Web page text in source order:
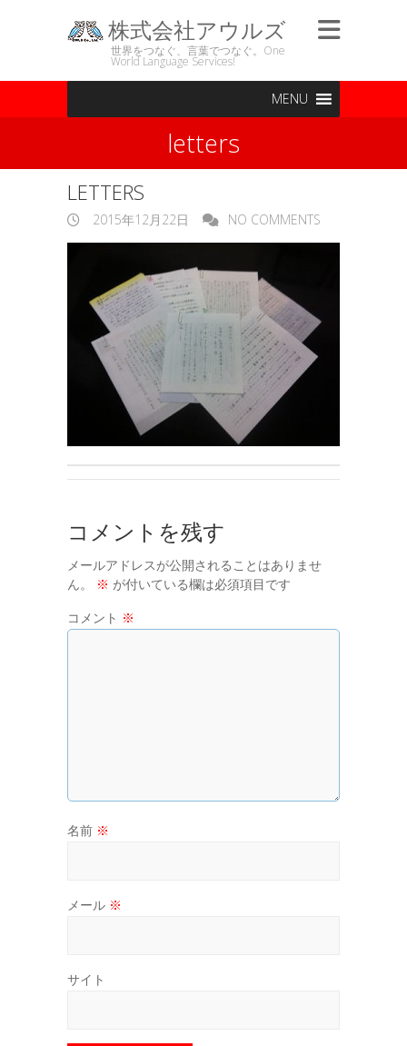
株式会社アウルズ
世界をつなぐ、言葉でつなぐ。One
World Language Services!
MENU
letters
LETTERS
2015年12月22日 NO COMMENTS
コメントを残す
メールアドレスが公開されることはありませ
ん。
※ が付いている欄は必須項目です
コメント ※
名前 ※
メール ※
サイト